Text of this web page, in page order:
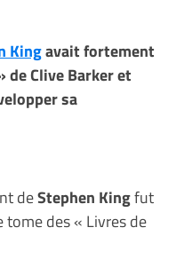
Kingavait fortement
de Clive Barker et
sa
deStephen Kingfut
tome des « Livres de